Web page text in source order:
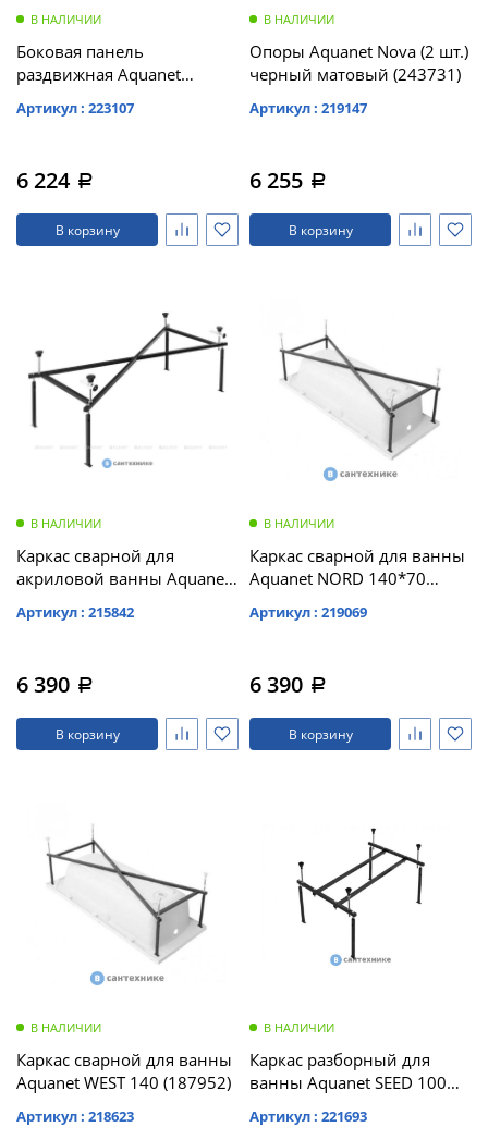
В НАЛИЧИИ
Боковая панель
раздвижная Aquanet
Артикул : 223107
6 224 a
В корзину
В НАЛИЧИИ
Опоры Aquanet Nova (2 шт.)
черный матовый (243731)
Артикул : 219147
6 255 a
В корзину
В НАЛИЧИИ
Каркас сварной для
акриловой ванны Aquanet
Артикул : 215842
6 390 a
В корзину
В НАЛИЧИИ
Каркас сварной для ванны
Aquanet NORD 140*70
Артикул : 219069
6 390 a
В корзину
В НАЛИЧИИ
Каркас сварной для ванны
Aquanet WEST 140 (187952)
Артикул : 218623
В НАЛИЧИИ
Каркас разборный для
ванны Aquanet SEED 100
Артикул : 221693